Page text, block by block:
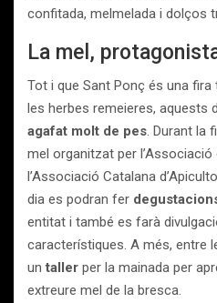
confitada, melmelada i dolços
La mel,
Tot i que Sant Ponç és una
les herbes remeieres, aquests
agafat molt de pes. Durant la
mel organitzat per l’Associació
l’Associació Catalana
dia es podran fer
entitat i també es farà
característiques. A més, entre
untaller per la mainada per
extreure mel de la bresca.